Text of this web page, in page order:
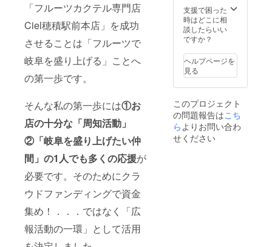
「フルーツカクテル専門店
Ciel穂積駅前本店」を成功
させることは「フルーツで
岐阜を盛り上げる」ことへ
の第一歩です。
そんな私の第一歩には①お
店の十分な「周知活動」
②「岐阜を盛り上げたい仲
間」の1人でも多くの応援が
必要です。そのためにクラ
ウドファンディングで資金
集め！．．．ではなく「広
報活動の一環」として活用
記入し
て下さ
い。食
事券の
もその
お名前
で確認
を取ら
ただき
ます。
掲載を
希望し
ない場
だけれ
ば、こ
ちらか
らも
ローさ
せてい
ただき
ます。
インス
タ：
https://
www.in
stagra
支援で困った
時はどこに相
談したらいい
ですか？
ヘルプページを
見る
このプロジェクト
の問題報告はこち
ら よりお問い合わ
せください